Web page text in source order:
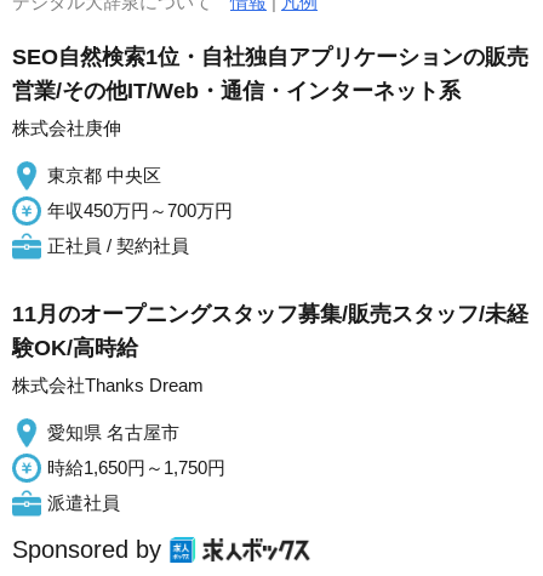
SEO自然検索1位・自社独自アプリケーションの販売
営業/その他IT/Web・通信・インターネット系
株式会社庚伸
東京都 中央区
年収450万円～700万円
正社員 / 契約社員
11月のオープニングスタッフ募集/販売スタッフ/未経
験OK/高時給
株式会社Thanks Dream
愛知県 名古屋市
時給1,650円～1,750円
派遣社員
Sponsored by